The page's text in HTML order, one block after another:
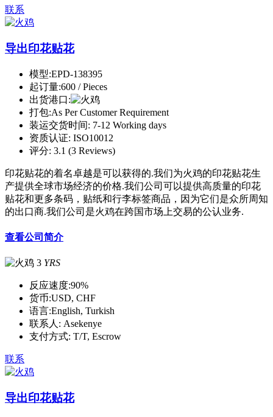
联系
导出印花贴花
模型:EPD-138395
起订量:600 / Pieces
出货港口:
打包:As Per Customer Requirement
装运交货时间: 7-12 Working days
资质认证: ISO10012
评分: 3.1 (3 Reviews)
印花贴花的着名卓越是可以获得的.我们为火鸡的印花贴花生
产提供全球市场经济的价格.我们公司可以提供高质量的印花
贴花和更多条码，贴纸和行李标签商品，因为它们是众所周知
的出口商.我们公司是火鸡在跨国市场上交易的公认业务.
查看公司简介
3 YRS
反应速度:90%
货币:USD, CHF
语言:English, Turkish
联系人: Asekenye
支付方式: T/T, Escrow
联系
导出印花贴花